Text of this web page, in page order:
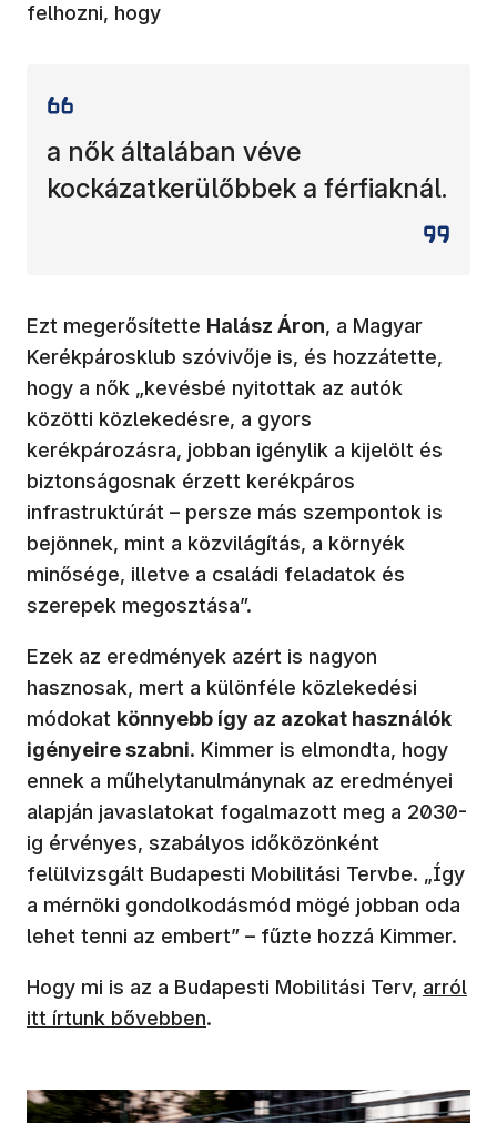
felhozni, hogy
a nők általában véve
kockázatkerülőbbek a férfiaknál.
Ezt megerősítette Halász Áron, a Magyar
Kerékpárosklub szóvivője is, és hozzátette,
hogy a nők „kevésbé nyitottak az autók
közötti közlekedésre, a gyors
kerékpározásra, jobban igénylik a kijelölt és
biztonságosnak érzett kerékpáros
infrastruktúrát – persze más szempontok is
bejönnek, mint a közvilágítás, a környék
minősége, illetve a családi feladatok és
szerepek megosztása”.
Ezek az eredmények azért is nagyon
hasznosak, mert a különféle közlekedési
módokat könnyebb így az azokat használók
igényeire szabni. Kimmer is elmondta, hogy
ennek a műhelytanulmánynak az eredményei
alapján javaslatokat fogalmazott meg a 2030-
ig érvényes, szabályos időközönként
felülvizsgált Budapesti Mobilitási Tervbe. „Így
a mérnöki gondolkodásmód mögé jobban oda
lehet tenni az embert” – fűzte hozzá Kimmer.
Hogy mi is az a Budapesti Mobilitási Terv, (új
arról
itt írtunk bővebben.